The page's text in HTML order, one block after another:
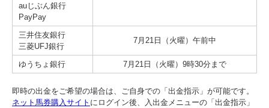
auじぶん銀行
PayPay
三井住友銀行
三菱UFJ銀行
7月21日（火曜）午前中
ゆうちょ銀行 7月21日（火曜）9時30分まで
即時の出金をご希望の場合は、ご自身での「出金指示」が可能です。
ネット馬券購入サイト にログイン後、入出金メニューの「出金指示」